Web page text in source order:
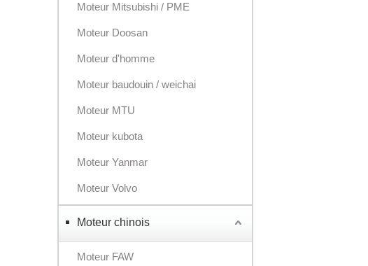
Moteur Mitsubishi / PME
Moteur Doosan
Moteur d'homme
Moteur baudouin / weichai
Moteur MTU
Moteur kubota
Moteur Yanmar
Moteur Volvo
Moteur chinois
Moteur FAW